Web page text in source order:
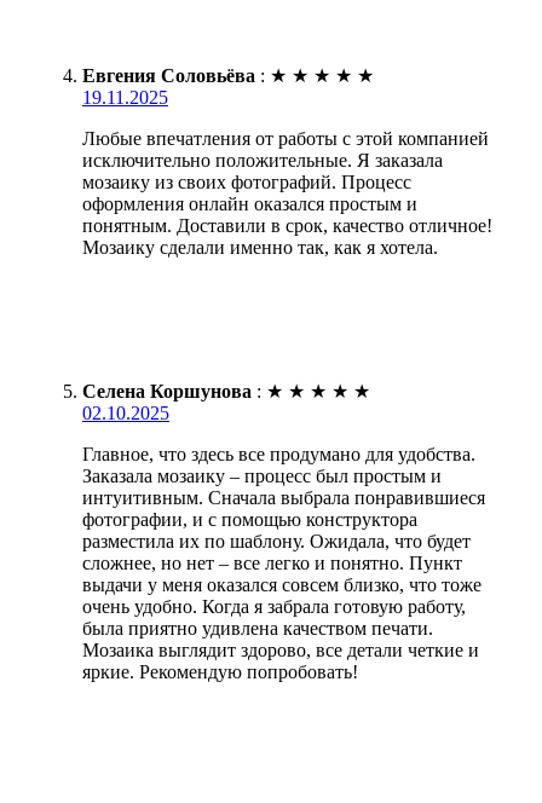
Евгения Соловьёва : ★ ★ ★ ★ ★
19.11.2025
Любые впечатления от работы с этой компанией
исключительно положительные. Я заказала
мозаику из своих фотографий. Процесс
оформления онлайн оказался простым и
понятным. Доставили в срок, качество отличное!
Мозаику сделали именно так, как я хотела.
Селена Коршунова : ★ ★ ★ ★ ★
02.10.2025
Главное, что здесь все продумано для удобства.
Заказала мозаику – процесс был простым и
интуитивным. Сначала выбрала понравившиеся
фотографии, и с помощью конструктора
разместила их по шаблону. Ожидала, что будет
сложнее, но нет – все легко и понятно. Пункт
выдачи у меня оказался совсем близко, что тоже
очень удобно. Когда я забрала готовую работу,
была приятно удивлена качеством печати.
Мозаика выглядит здорово, все детали четкие и
яркие. Рекомендую попробовать!